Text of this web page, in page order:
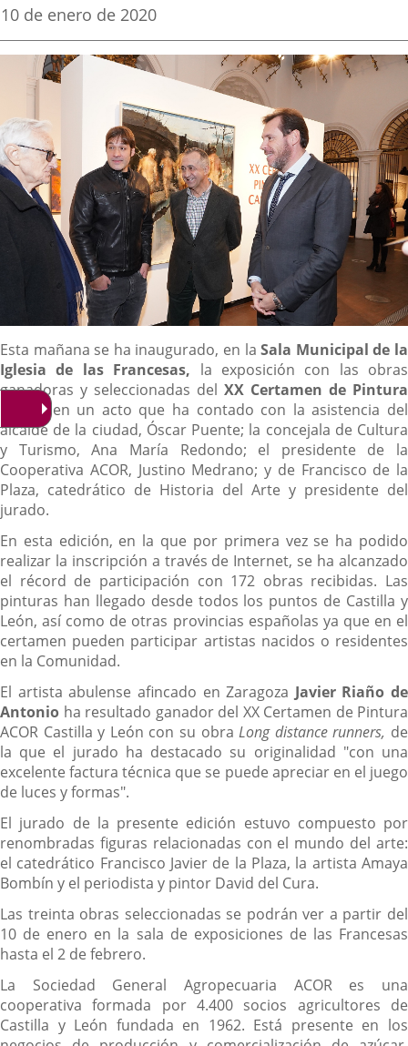
aplicación
externa.
aplicación
externa.
Fecha
la
noticia
10 de enero de 2020
Descripción
Esta mañana se ha inaugurado, en laSala Municipal de la
Iglesia de las Francesas, la exposición con las obras
ganadoras y seleccionadas del XX Certamen de Pintura
ACOR, en un acto que ha contado con la asistencia del
alcalde de la ciudad, Óscar Puente; la concejala de Cultura
y Turismo, Ana María Redondo; el presidente de la
Cooperativa ACOR, Justino Medrano; y de Francisco de la
Plaza, catedrático de Historia del Arte y presidente del
jurado.
En esta edición, en la que por primera vez se ha podido
realizar la inscripción a través de Internet, se ha alcanzado
el récord de participación con 172 obras recibidas. Las
pinturas han llegado desde todos los puntos de Castilla y
León, así como de otras provincias españolas ya que en el
certamen pueden participar artistas nacidos o residentes
en la Comunidad.
El artista abulense afincado en Zaragoza Javier Riaño de
Antonio ha resultado ganador del XX Certamen de Pintura
ACOR Castilla y León con su obraLong distance runners, de
la que el jurado ha destacado su originalidad "con una
excelente factura técnica que se puede apreciar en el juego
de luces y formas".
El jurado de la presente edición estuvo compuesto por
renombradas figuras relacionadas con el mundo del arte:
el catedrático Francisco Javier de la Plaza, la artista Amaya
Bombín y el periodista y pintor David del Cura.
Las treinta obras seleccionadas se podrán ver a partir del
10 de enero en la sala de exposiciones de las Francesas
hasta el 2 de febrero.
La Sociedad General Agropecuaria ACOR es una
cooperativa formada por 4.400 socios agricultores de
Castilla y León fundada en 1962. Está presente en los